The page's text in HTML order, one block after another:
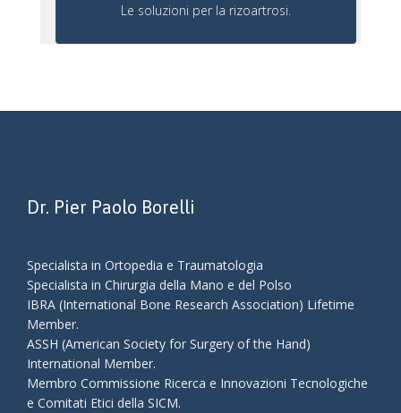
Le soluzioni per la rizoartrosi.
Dr. Pier Paolo Borelli
Specialista in Ortopedia e Traumatologia
Specialista in Chirurgia della Mano e del Polso
IBRA (International Bone Research Association) Lifetime
Member.
ASSH (American Society for Surgery of the Hand)
International Member.
Membro Commissione Ricerca e Innovazioni Tecnologiche
e Comitati Etici della SICM.